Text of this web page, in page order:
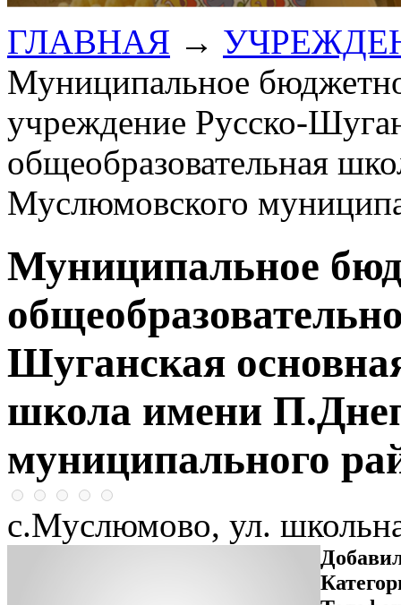
ГЛАВНАЯ →
Муниципальное
учреждение Русско-
общеобразовательная
Муслюмовского
Муниципальное
Шуганская
школа имени
муниципального
с.Муслюмово, ул.